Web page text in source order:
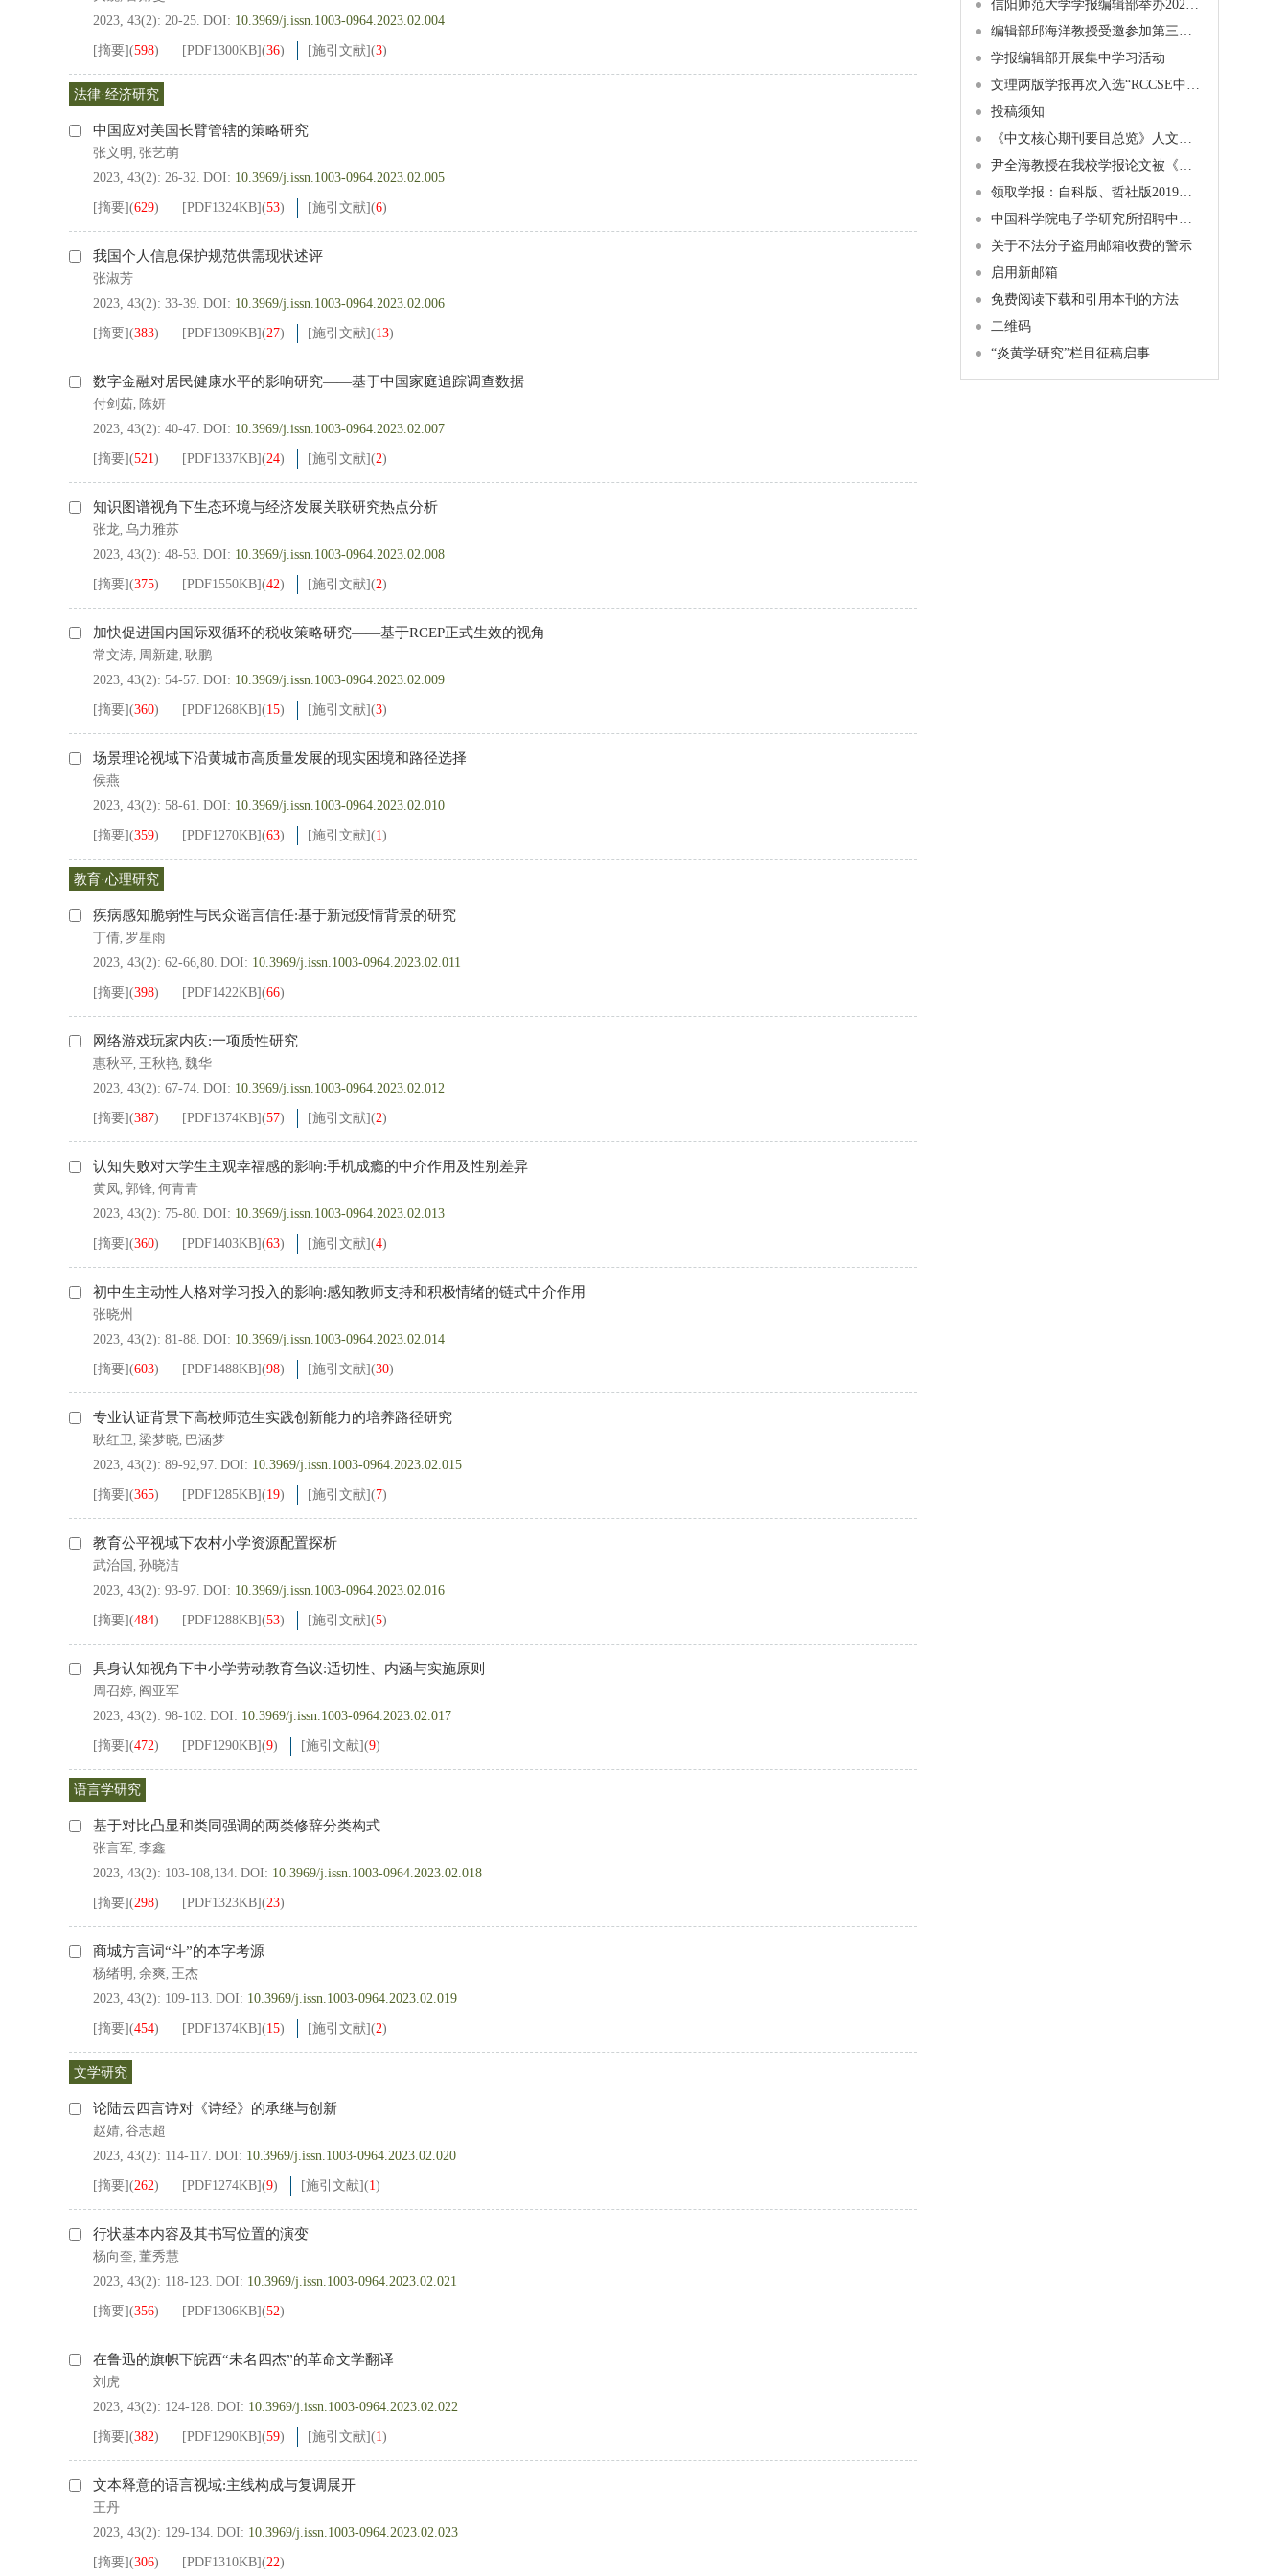
2023, 43(2): 20-25. DOI: 10.3969/j.issn.1003-0964.2023.02.004
[摘要](598) [PDF1300KB](36) [施引文献](3)
法律·经济研究
中国应对美国长臂管辖的策略研究
张义明, 张艺萌
2023, 43(2): 26-32. DOI: 10.3969/j.issn.1003-0964.2023.02.005
[摘要](629) [PDF1324KB](53) [施引文献](6)
我国个人信息保护规范供需现状述评
张淑芳
2023, 43(2): 33-39. DOI: 10.3969/j.issn.1003-0964.2023.02.006
[摘要](383) [PDF1309KB](27) [施引文献](13)
数字金融对居民健康水平的影响研究——基于中国家庭追踪调查数据
付剑茹, 陈妍
2023, 43(2): 40-47. DOI: 10.3969/j.issn.1003-0964.2023.02.007
[摘要](521) [PDF1337KB](24) [施引文献](2)
知识图谱视角下生态环境与经济发展关联研究热点分析
张龙, 乌力雅苏
2023, 43(2): 48-53. DOI: 10.3969/j.issn.1003-0964.2023.02.008
[摘要](375) [PDF1550KB](42) [施引文献](2)
加快促进国内国际双循环的税收策略研究——基于RCEP正式生效的视角
常文涛, 周新建, 耿鹏
2023, 43(2): 54-57. DOI: 10.3969/j.issn.1003-0964.2023.02.009
[摘要](360) [PDF1268KB](15) [施引文献](3)
场景理论视域下沿黄城市高质量发展的现实困境和路径选择
侯燕
2023, 43(2): 58-61. DOI: 10.3969/j.issn.1003-0964.2023.02.010
[摘要](359) [PDF1270KB](63) [施引文献](1)
教育·心理研究
疾病感知脆弱性与民众谣言信任:基于新冠疫情背景的研究
丁倩, 罗星雨
2023, 43(2): 62-66,80. DOI: 10.3969/j.issn.1003-0964.2023.02.011
[摘要](398) [PDF1422KB](66)
网络游戏玩家内疚:一项质性研究
惠秋平, 王秋艳, 魏华
2023, 43(2): 67-74. DOI: 10.3969/j.issn.1003-0964.2023.02.012
[摘要](387) [PDF1374KB](57) [施引文献](2)
认知失败对大学生主观幸福感的影响:手机成瘾的中介作用及性别差异
黄凤, 郭锋, 何青青
2023, 43(2): 75-80. DOI: 10.3969/j.issn.1003-0964.2023.02.013
[摘要](360) [PDF1403KB](63) [施引文献](4)
初中生主动性人格对学习投入的影响:感知教师支持和积极情绪的链式中介作用
张晓州
2023, 43(2): 81-88. DOI: 10.3969/j.issn.1003-0964.2023.02.014
[摘要](603) [PDF1488KB](98) [施引文献](30)
专业认证背景下高校师范生实践创新能力的培养路径研究
耿红卫, 梁梦晓, 巴涵梦
2023, 43(2): 89-92,97. DOI: 10.3969/j.issn.1003-0964.2023.02.015
[摘要](365) [PDF1285KB](19) [施引文献](7)
教育公平视域下农村小学资源配置探析
武治国 , 孙晓洁
2023, 43(2): 93-97. DOI: 10.3969/j.issn.1003-0964.2023.02.016
[摘要](484) [PDF1288KB](53) [施引文献](5)
具身认知视角下中小学劳动教育刍议:适切性、内涵与实施原则
周召婷, 阎亚军
2023, 43(2): 98-102. DOI: 10.3969/j.issn.1003-0964.2023.02.017
[摘要](472) [PDF1290KB](9) [施引文献](9)
语言学研究
基于对比凸显和类同强调的两类修辞分类构式
张言军, 李鑫
2023, 43(2): 103-108,134. DOI: 10.3969/j.issn.1003-0964.2023.02.018
[摘要](298) [PDF1323KB](23)
商城方言词“斗”的本字考源
杨绪明, 余爽, 王杰
2023, 43(2): 109-113. DOI: 10.3969/j.issn.1003-0964.2023.02.019
[摘要](454) [PDF1374KB](15) [施引文献](2)
文学研究
论陆云四言诗对《诗经》的承继与创新
赵婧, 谷志超
2023, 43(2): 114-117. DOI: 10.3969/j.issn.1003-0964.2023.02.020
[摘要](262) [PDF1274KB](9) [施引文献](1)
行状基本内容及其书写位置的演变
杨向奎, 董秀慧
2023, 43(2): 118-123. DOI: 10.3969/j.issn.1003-0964.2023.02.021
[摘要](356) [PDF1306KB](52)
在鲁迅的旗帜下皖西“未名四杰”的革命文学翻译
刘虎
2023, 43(2): 124-128. DOI: 10.3969/j.issn.1003-0964.2023.02.022
[摘要](382) [PDF1290KB](59) [施引文献](1)
文本释意的语言视域:主线构成与复调展开
王丹
2023, 43(2): 129-134. DOI: 10.3969/j.issn.1003-0964.2023.02.023
[摘要](306) [PDF1310KB](22)
信阳师范大学学报编辑部举办2024年博士学术沙龙活动通知
编辑部邱海洋教授受邀参加第三届中原经济学者论坛暨十家经济类期刊论文工作坊
学报编辑部开展集中学习活动
文理两版学报再次入选“RCCSE中国核心学术期刊”
投稿须知
《中文核心期刊要目总览》人文、社会科学学科引用指标统计来源期刊列表（2023 年版）
尹全海教授在我校学报论文被《新华文摘》全文转载
领取学报：自科版、哲社版2019年第1期纸质期刊已经发布
中国科学院电子学研究所招聘中文刊科学编辑
关于不法分子盗用邮箱收费的警示
启用新邮箱
免费阅读下载和引用本刊的方法
二维码
“炎黄学研究”栏目征稿启事